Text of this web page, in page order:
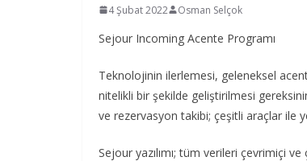
4 Şubat 2022 Osman Selçok
Sejour Incoming Acente Programı
Teknolojinin ilerlemesi, geleneksel
nitelikli bir şekilde geliştirilmesi
ve rezervasyon takibi; çeşitli araçlar ile
Sejour yazılımı; tüm verileri çevrimiçi